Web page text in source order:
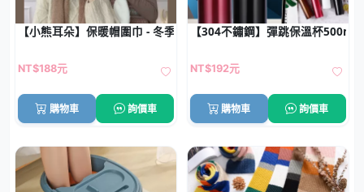
【小熊耳朵】保暖帽圍巾 - 冬季可愛頭套組
NT$188元
購物車 詢價車
【304不鏽鋼】彈跳保溫杯
NT$192元
購物車 詢價車